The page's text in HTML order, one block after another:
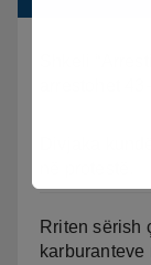
Rriten sërish